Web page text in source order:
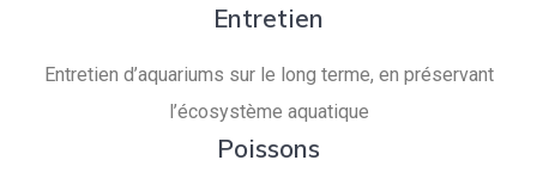
Entretien
Entretien d’aquariums sur le long terme, en préservant
l’écosystème aquatique
Poissons